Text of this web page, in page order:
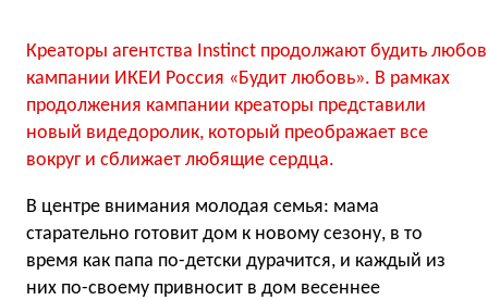
Креаторы агентства Instinct продолжают будить
кампании ИКЕИ Россия «Будит любовь». В рамках
продолжения кампании креаторы представили
новый видедоролик, который преображает все
вокруг и сближает любящие сердца.
В центре внимания молодая семья: мама
старательно готовит дом к новому сезону, в то
время как папа по-детски дурачится, и каждый из
них по-своему привносит в дом весеннее